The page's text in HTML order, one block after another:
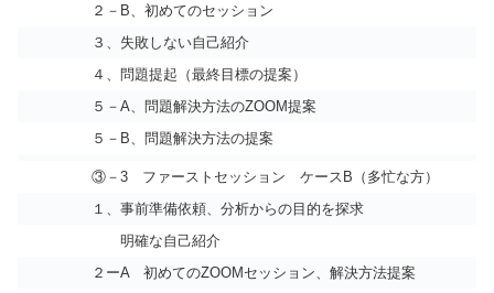
２－B、初めてのセッション
３、失敗しない自己紹介
４、問題提起（最終目標の提案）
５－A、問題解決方法のZOOM提案
５－B、問題解決方法の提案
③－3 ファーストセッション ケースB（多忙な方）
１、事前準備依頼、分析からの目的を探求
明確な自己紹介
２ーA 初めてのZOOMセッション、解決方法提案